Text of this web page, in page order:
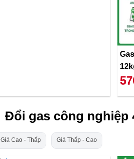
Đổi gas công nghiệp
Giá Cao - Thấp Giá Thấp - Cao